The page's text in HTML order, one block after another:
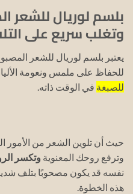
بلسم لوريال للشعر
وتغلب سريع على
يعتبر بلسم لوريال للشعر
للحفاظ على ملمس ونعومة
للصبغة في الوقت ذاته.
حيث أن تلوين الشعر من الأمور
وترفع روحك المعنوية وتكسر
نفسه قد يكون مصحوبًا بتلف
هذه الخطوة.